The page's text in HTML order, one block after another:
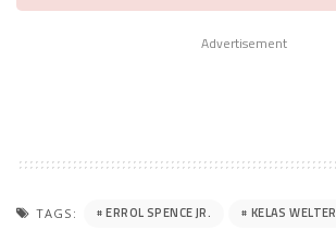
Advertisement
TAGS: ERROL SPENCE JR.
KELAS WELTER